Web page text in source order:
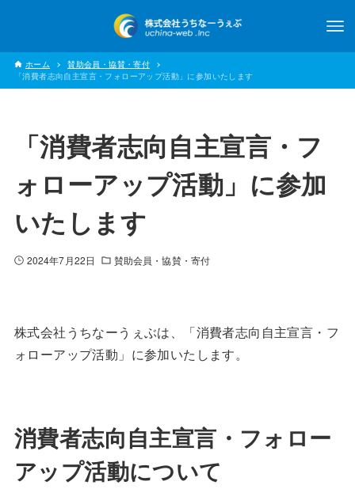
ホーム
賛助会員・協賛・寄付
「消費者志向自主宣言・フォローアップ活動」に参加いたします
「消費者志向自主宣言・フ
ォローアップ活動」に参加
いたします
2024年7月22日 賛助会員・協賛・寄付
株式会社うちなーうぇぶは、「消費者志向自主宣言・フ
ォローアップ活動」に参加いたします。
消費者志向自主宣言・フォロー
アップ活動について